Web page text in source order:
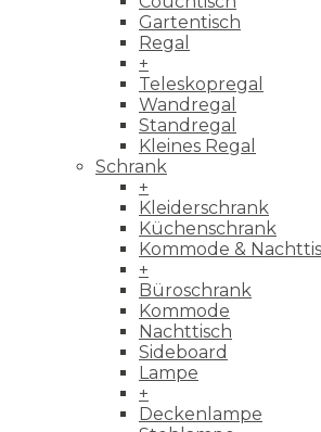
Gartentisch
Regal
+
Teleskopregal
Wandregal
Standregal
Kleines Regal
Schrank
+
Kleiderschrank
Küchenschrank
Kommode &
+
Büroschrank
Kommode
Nachttisch
Sideboard
Lampe
+
Deckenlampe